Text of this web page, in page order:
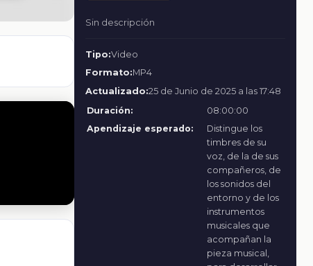
Sin descripción
Tipo:Video
Formato:MP4
Actualizado:25 de Junio de 2025 a las 17:48
Duración:
08:00:00
Apendizaje esperado:
Distingue los
timbres de su
voz, de la de sus
compañeros, de
los sonidos del
entorno y de los
instrumentos
musicales que
acompañan la
pieza musical,